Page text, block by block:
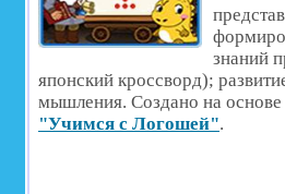
знаний
японский кроссворд);
мышления. Создано на
"Учимся с Логошей".